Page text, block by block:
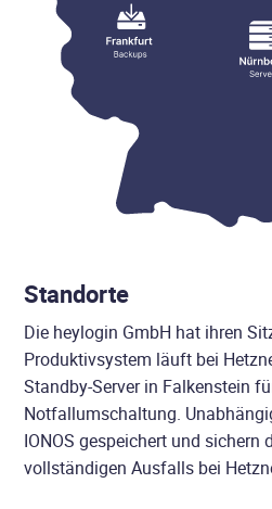
Standorte
Die heylogin GmbH hat ihren
Produktivsystem läuft bei
Standby-Server in Falkenstein
Notfallumschaltung.
IONOS gespeichert und sichern
vollständigen Ausfalls bei